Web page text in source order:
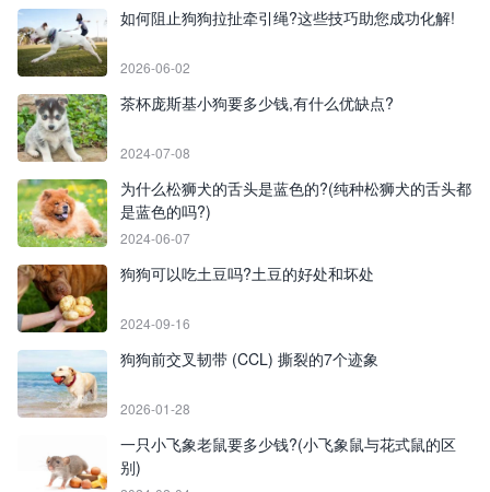
如何阻止狗狗拉扯牵引绳?这些技巧助您成功化解!
2026-06-02
茶杯庞斯基小狗要多少钱,有什么优缺点?
2024-07-08
为什么松狮犬的舌头是蓝色的?(纯种松狮犬的舌头都
是蓝色的吗?)
2024-06-07
狗狗可以吃土豆吗?土豆的好处和坏处
2024-09-16
狗狗前交叉韧带 (CCL) 撕裂的7个迹象
2026-01-28
一只小飞象老鼠要多少钱?(小飞象鼠与花式鼠的区
别)